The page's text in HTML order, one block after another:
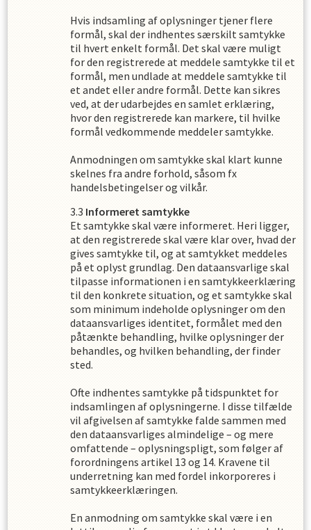
Hvis indsamling af oplysninger tjener flere
formål, skal der indhentes særskilt samtykke
til hvert enkelt formål. Det skal være muligt
for den registrerede at meddele samtykke til et
formål, men undlade at meddele samtykke til
et andet eller andre formål. Dette kan sikres
ved, at der udarbejdes en samlet erklæring,
hvor den registrerede kan markere, til hvilke
formål vedkommende meddeler samtykke.
Anmodningen om samtykke skal klart kunne
skelnes fra andre forhold, såsom fx
handelsbetingelser og vilkår.
Informeret samtykke
Et samtykke skal være informeret. Heri ligger,
at den registrerede skal være klar over, hvad der
gives samtykke til, og at samtykket meddeles
på et oplyst grundlag. Den dataansvarlige skal
tilpasse informationen i en samtykkeerklæring
til den konkrete situation, og et samtykke skal
som minimum indeholde oplysninger om den
dataansvarliges identitet, formålet med den
påtænkte behandling, hvilke oplysninger der
behandles, og hvilken behandling, der finder
sted.
Ofte indhentes samtykke på tidspunktet for
indsamlingen af oplysningerne. I disse tilfælde
vil afgivelsen af samtykke falde sammen med
den dataansvarliges almindelige – og mere
omfattende – oplysningspligt, som følger af
forordningens artikel 13 og 14. Kravene til
underretning kan med fordel inkorporeres i
samtykkeerklæringen.
En anmodning om samtykke skal være i en